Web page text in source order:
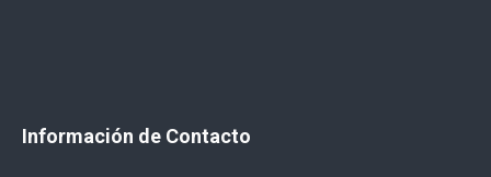
Información de Contacto